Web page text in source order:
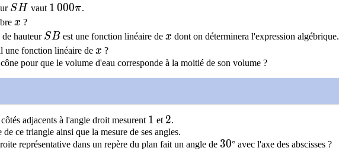
SH
SH vaut 1\,000\pi
1 000π.
x
x ?
hauteur SB
SB est une fonction linéaire dex
x dont on déterminera l'expression algébrique.
une fonction linéaire dex
x ?
pour que le volume d'eau corresponde à la moitié de son volume ?
adjacents à l'angle droit mesurent 1
1 et 2
2.
ce triangle ainsi que la mesure de ses angles.
représentative dans un repère du plan fait un angle de 30
30° avec l'axe des abscisses ?